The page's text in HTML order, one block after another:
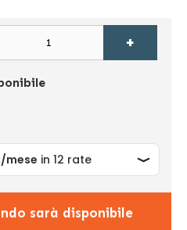
+
sarà disponibile